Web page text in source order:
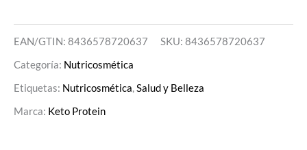
EAN/GTIN: 8436578720637 SKU: 8436578720637
Categoría: Nutricosmética
Etiquetas: Nutricosmética,Salud y Belleza
Marca: Keto Protein